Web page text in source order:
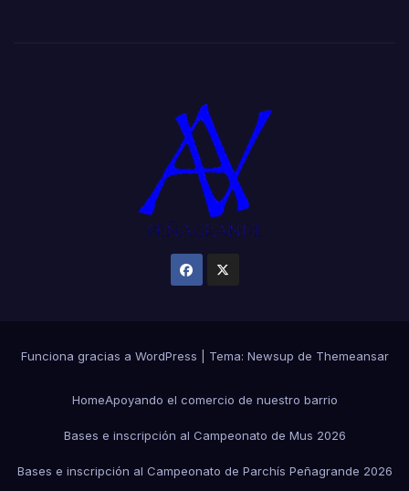
Funciona gracias a WordPress Tema: Newsup de Themeansar
HomeApoyando el comercio de nuestro barrio
Bases e inscripción al Campeonato de Mus 2026
Bases e inscripción al Campeonato de Parchís Peñagrande 2026